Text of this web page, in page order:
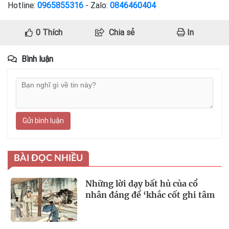
Hotline: 0965855316 - Zalo: 0846460404
0Thích Chia sẻ In
Bình luận
Gửi bình luận
BÀI ĐỌC NHIỀU
Những lời dạy bất hủ của cổ
nhân đáng để ‘khắc cốt ghi tâm